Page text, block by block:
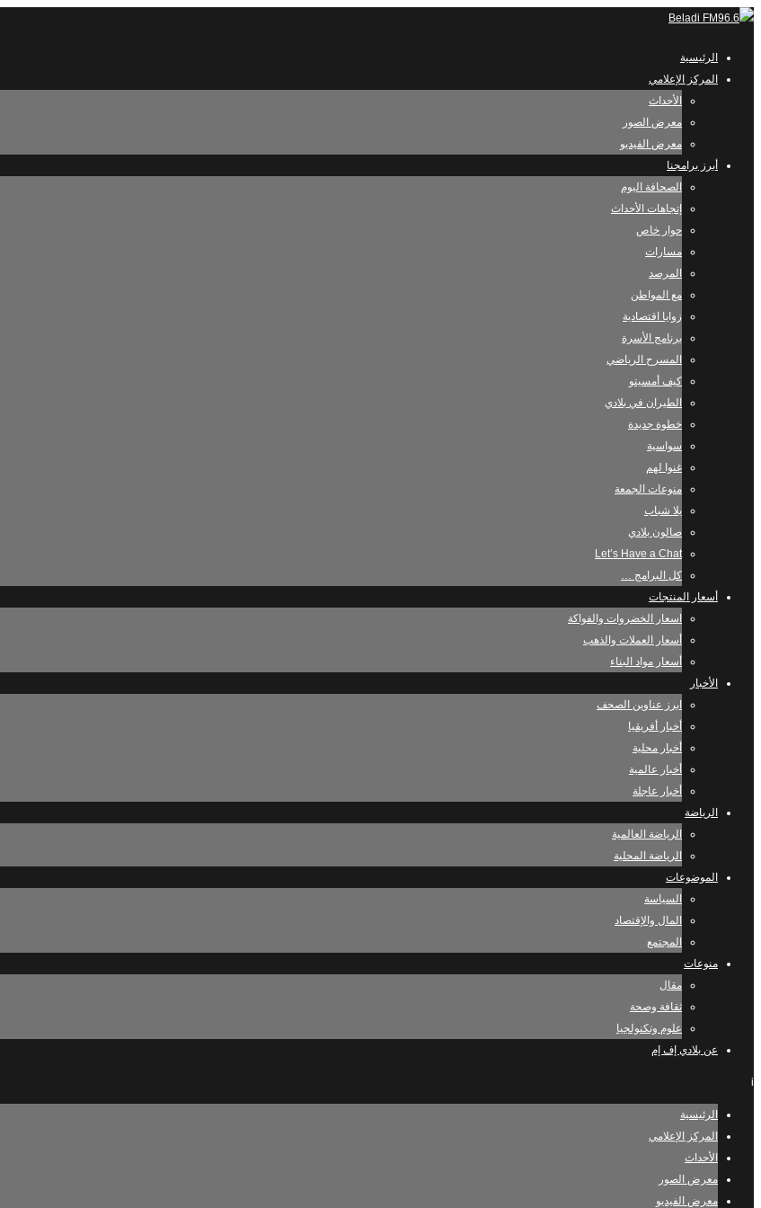
الرئيسية
المركز الإعلامي
الأحداث
معرض الصور
معرض الفيديو
أبرز برامجنا
الصحافة اليوم
إتجاهات الأحداث
حوار خاص
مسارات
المرصد
مع المواطن
زوايا اقتصادية
برنامج الأسرة
المسرح الرياضي
كيف أمسيتو
الطيران في بلادي
خطوة جديدة
سواسية
غنوا لهم
منوعات الجمعة
يلا شباب
صالون بلادي
Let’s Have a Chat
كل البرامج …
أسعار المنتجات
اسعار الخضروات والفواكة
أسعار العملات والذهب
أسعار مواد البناء
الأخبار
ابرز عناوين الصحف
أخبار أفريقيا
أخبار محلية
أخبار عالمية
أخبار عاجلة
الرياضة
الرياضة العالمية
الرياضة المحلية
الموضوعات
السياسة
المال والإقتصاد
المجتمع
منوعات
مقال
ثقافة وصحة
علوم وتكنولجيا
عن بلادي إف إم
i
الرئيسية
المركز الإعلامي
الأحداث
معرض الصور
معرض الفيديو